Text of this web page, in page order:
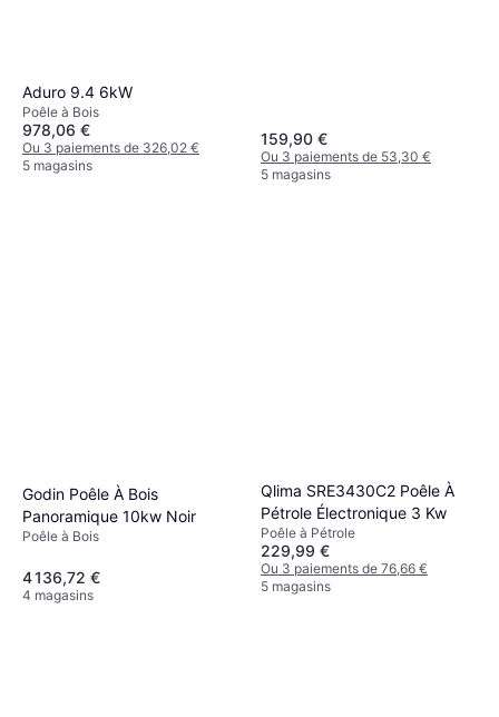
Aduro 9.4 6kW
Poêle à Bois
978,06 €
Ou 3 paiements de 326,02 €
5 magasins
159,90 €
Ou 3 paiements de 53,30 €
5 magasins
Godin Poêle À Bois
Panoramique 10kw Noir
Poêle à Bois
4 136,72 €
4 magasins
Qlima SRE3430C2 Poêle À
Pétrole Électronique 3 Kw
Poêle à Pétrole
229,99 €
Ou 3 paiements de 76,66 €
5 magasins